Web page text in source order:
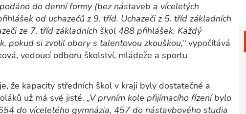
do denní formy (bez nástaveb a víceletých
od uchazečů z 9. tříd. Uchazeči z 5. tříd základních
ze 7. tříd základních škol 488 přihlášek. Každý
pokud si zvolil obory s talentovou zkouškou,“ vypočítává
vedoucí odboru školství, mládeže a sportu
že kapacity středních škol v kraji byly dostatečné a
už má své jisté. „V prvním kole přijímacího řízení bylo
do víceletého gymnázia, 457 do nástavbového studia